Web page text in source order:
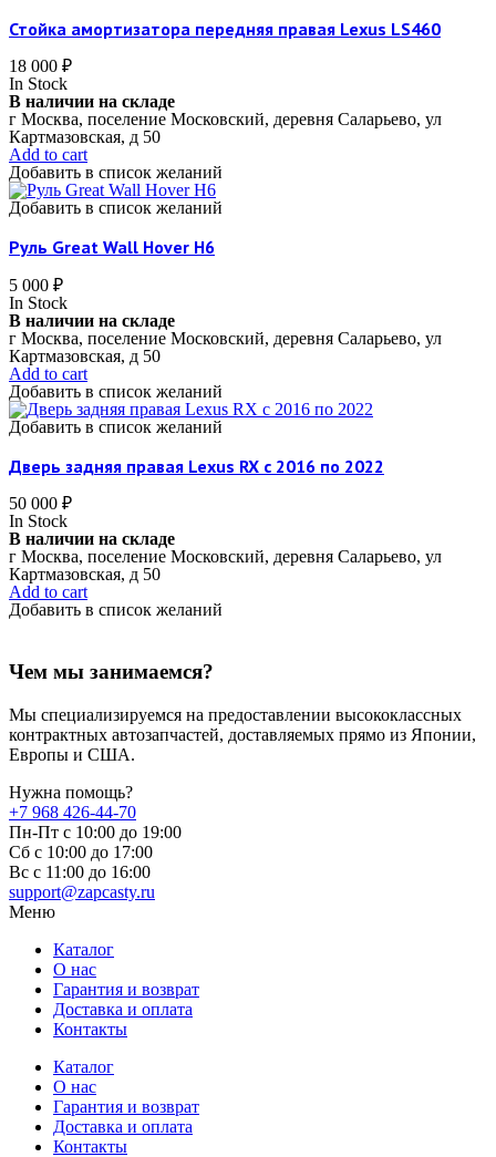
Стойка амортизатора передняя правая Lexus LS460
18 000 ₽
In Stock
В наличии на складе
г Москва, поселение Московский, деревня Саларьево, ул
Картмазовская, д 50
Add to cart
Добавить в список желаний
Добавить в список желаний
Руль Great Wall Hover H6
5 000 ₽
In Stock
В наличии на складе
г Москва, поселение Московский, деревня Саларьево, ул
Картмазовская, д 50
Add to cart
Добавить в список желаний
Добавить в список желаний
Дверь задняя правая Lexus RX c 2016 по 2022
50 000 ₽
In Stock
В наличии на складе
г Москва, поселение Московский, деревня Саларьево, ул
Картмазовская, д 50
Add to cart
Добавить в список желаний
Чем мы занимаемся?
Мы специализируемся на предоставлении высококлассных
контрактных автозапчастей, доставляемых прямо из Японии,
Европы и США.
Нужна помощь?
+7 968 426-44-70
Пн-Пт с 10:00 до 19:00
Сб с 10:00 до 17:00
Вс c 11:00 до 16:00
support@zapcasty.ru
Меню
Каталог
О нас
Гарантия и возврат
Доставка и оплата
Контакты
Каталог
О нас
Гарантия и возврат
Доставка и оплата
Контакты